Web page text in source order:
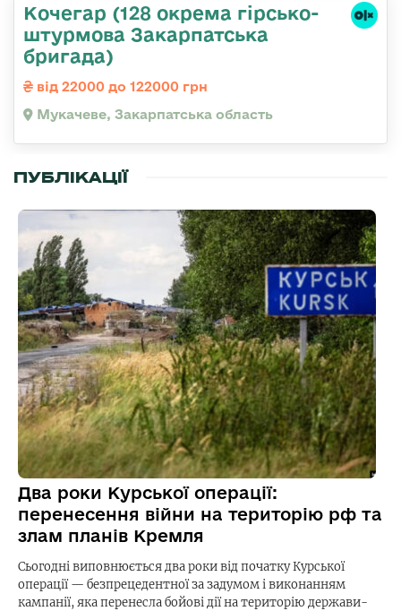
Кочегар (128 окрема гірсько-
штурмова Закарпатська
бригада)
від 22000 до 122000 грн
Мукачеве, Закарпатська область
ПУБЛІКАЦІЇ
Два роки Курської операції:
перенесення війни на територію рф та
злам планів Кремля
Сьогодні виповнюється два роки від початку Курської
операції — безпрецедентної за задумом і виконанням
кампанії, яка перенесла бойові дії на територію держави-